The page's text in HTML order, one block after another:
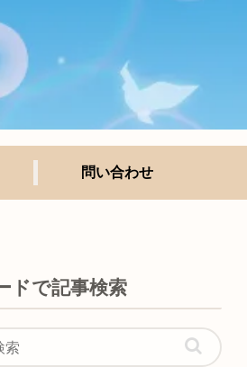
問い合わせ
ドで記事検索